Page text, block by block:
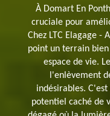
À Domart En
cruciale pour
Chez LTC Elagage -
point un terrain
espace de vie.
l'enlèvement
indésirables.
potentiel caché de